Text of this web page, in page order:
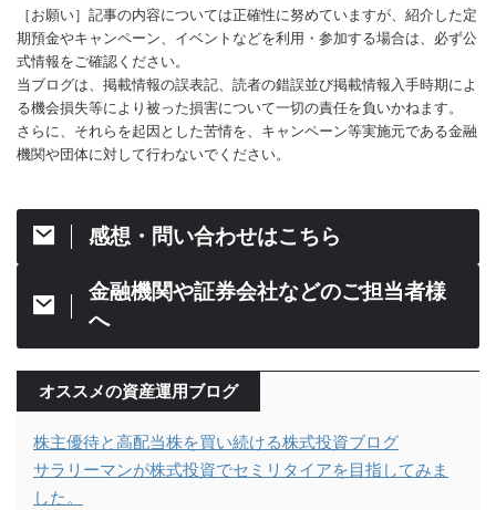
［お願い］記事の内容については正確性に努めていますが、紹介した定
期預金やキャンペーン、イベントなどを利用・参加する場合は、必ず公
式情報をご確認ください。
当ブログは、掲載情報の誤表記、読者の錯誤並び掲載情報入手時期によ
る機会損失等により被った損害について一切の責任を負いかねます。
さらに、それらを起因とした苦情を、キャンペーン等実施元である金融
機関や団体に対して行わないでください。
感想・問い合わせはこちら
金融機関や証券会社などのご担当者様
へ
オススメの資産運用ブログ
株主優待と高配当株を買い続ける株式投資ブログ
サラリーマンが株式投資でセミリタイアを目指してみま
した。